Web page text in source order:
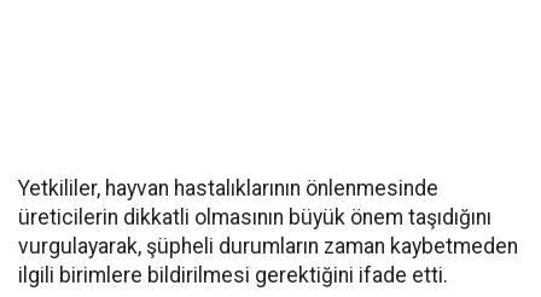
Yetkililer, hayvan hastalıklarının önlenmesinde
üreticilerin dikkatli olmasının büyük önem taşıdığını
vurgulayarak, şüpheli durumların zaman kaybetmeden
ilgili birimlere bildirilmesi gerektiğini ifade etti.